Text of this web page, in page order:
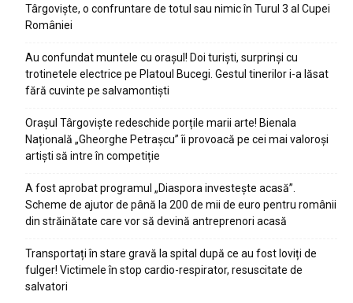
Târgoviște, o confruntare de totul sau nimic în Turul 3 al Cupei
României
Au confundat muntele cu orașul! Doi turiști, surprinși cu
trotinetele electrice pe Platoul Bucegi. Gestul tinerilor i-a lăsat
fără cuvinte pe salvamontiști
Orașul Târgoviște redeschide porțile marii arte! Bienala
Națională „Gheorghe Petrașcu” îi provoacă pe cei mai valoroși
artiști să intre în competiție
A fost aprobat programul „Diaspora investește acasă”.
Scheme de ajutor de până la 200 de mii de euro pentru românii
din străinătate care vor să devină antreprenori acasă
Transportați în stare gravă la spital după ce au fost loviți de
fulger! Victimele în stop cardio-respirator, resuscitate de
salvatori